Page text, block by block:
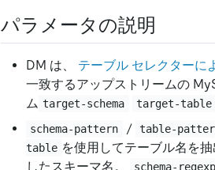
パラメータの説明
DM は、 テーブル セレクターに
一致するアップストリームの
ム target-schema target-table
schema-pattern / table-
table を使用してテーブル名を抽
したスキーマ名。
schema-regexp